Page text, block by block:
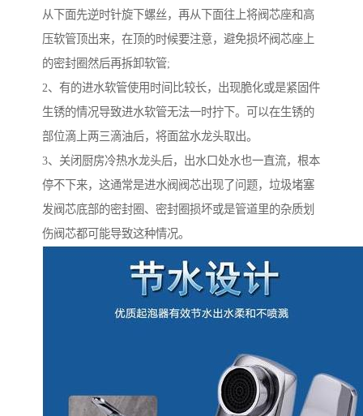
从下面先逆时针旋下螺丝，再从下面往上将阀芯座和高
压软管顶出来，在顶的时候要注意，避免损坏阀芯座上
的密封圈然后再拆卸软管;
2、有的进水软管使用时间比较长，出现脆化或是紧固件
生锈的情况导致进水软管无法一时拧下。可以在生锈的
部位滴上两三滴油后，将面盆水龙头取出。
3、关闭厨房冷热水龙头后，出水口处水也一直流，根本
停不下来，这通常是进水阀阀芯出现了问题，垃圾堵塞
发阀芯底部的密封圈、密封圈损坏或是管道里的杂质划
伤阀芯都可能导致这种情况。